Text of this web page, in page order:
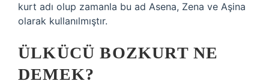
kurt adı olup zamanla bu ad Asena, Zena ve Aşina
olarak kullanılmıştır.
ÜLKÜCÜ BOZKURT NE
DEMEK?